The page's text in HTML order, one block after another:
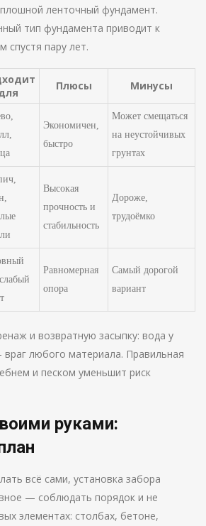
ленточный фундамент.
тип фундамента приводит к
спустя пару лет.
Плюсы Минусы
Экономичен,
быстро
Может смещаться
на неустойчивых
грунтах
Высокая
прочность и
стабильность
Дороже,
трудоёмко
Равномерная
опора
Самый дорогой
вариант
и возвратную засыпку: вода у
любого материала. Правильная
и песком уменьшит риск
руками:
всё сами, установка забора
— соблюдать порядок и не
элементах: столбах, бетоне,